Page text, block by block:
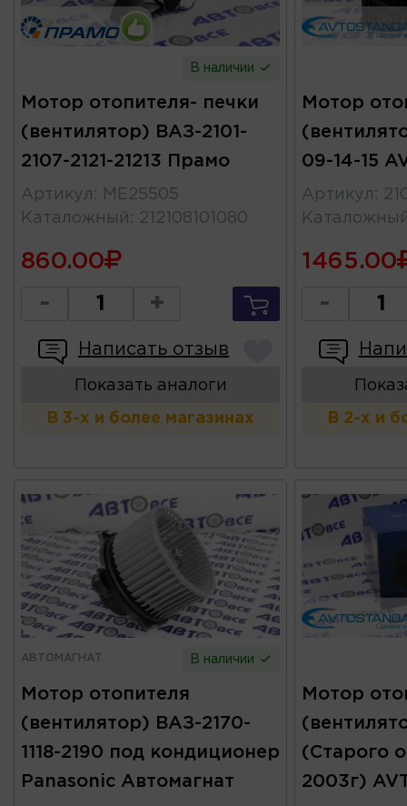
В наличии
Мотор отопителя- печки
(вентилятор) ВАЗ-2101-
2107-2121-21213 Прамо
Артикул :
ME25505
Каталожный : 212108101080
860.00
- +
Написать отзыв
Показать аналоги
В 3-х и более магазинах
Мотор
09-14-15
Артикул :
1465.00
-
В 2-х и
АВТОМАГНАТ В наличии
Мотор отопителя
(вентилятор) ВАЗ-2170-
1118-2190 под кондиционер
Panasonic Автомагнат
Мотор
(Старого
2003г)